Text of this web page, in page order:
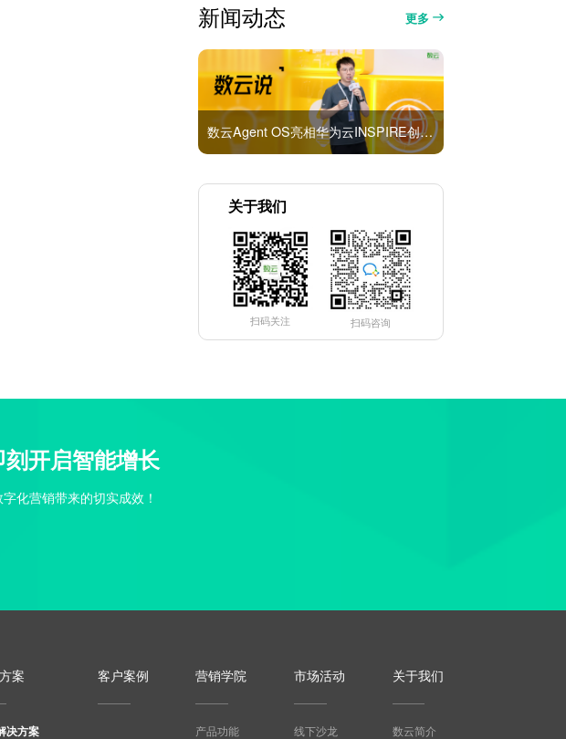
新闻动态 更多
数云Agent OS亮相华为云INSPIRE创想者大会：以AI重构消费者运营与零售营销新范式
关于我们
扫码关注 扫码咨询
开启智能增长
化营销带来的切实成效！
案
决方案
客户案例 营销学院
产品功能
市场活动
线下沙龙
关于我们
数云简介